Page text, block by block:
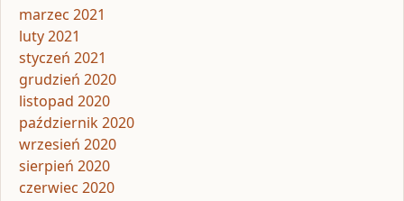
marzec 2021
luty 2021
styczeń 2021
grudzień 2020
listopad 2020
październik 2020
wrzesień 2020
sierpień 2020
czerwiec 2020